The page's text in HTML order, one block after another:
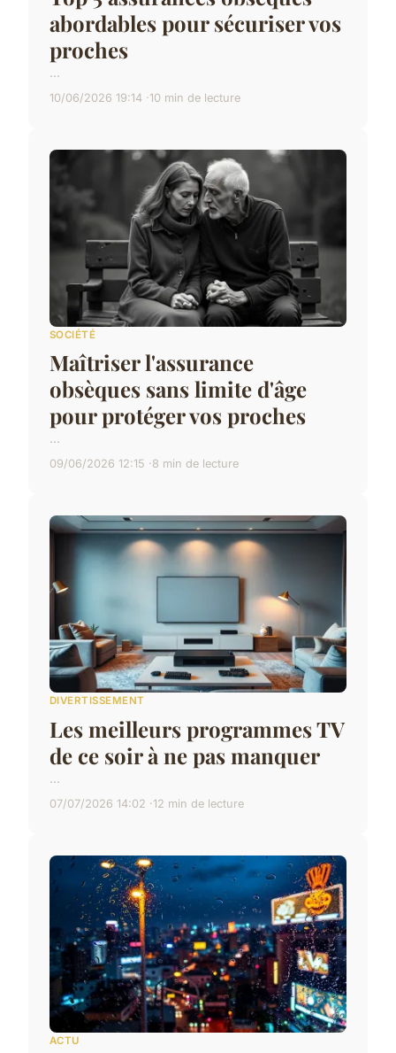
abordables pour sécuriser vos
proches
...
10/06/2026 19:14 10 min de lecture
SOCIÉTÉ
Maîtriser l'assurance
obsèques sans limite d'âge
pour protéger vos proches
...
09/06/2026 12:15 8 min de lecture
DIVERTISSEMENT
Les meilleurs programmes TV
de ce soir à ne pas manquer
...
07/07/2026 14:02 12 min de lecture
ACTU